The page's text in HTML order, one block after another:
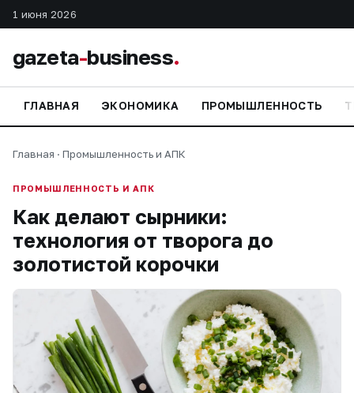
1 июня 2026
gazeta-business.
ГЛАВНАЯ ЭКОНОМИКА ПРОМЫШЛЕННОСТЬ
Главная · Промышленность и АПК
ПРОМЫШЛЕННОСТЬ И АПК
Как делают сырники:
технология от творога до
золотистой корочки